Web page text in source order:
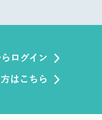
ログイン
はこちら